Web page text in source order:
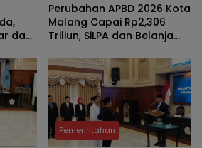
dan
Perubahan APBD 2026 Kota
Malang Capai Rp2,306
Triliun, SiLPA dan Belanja
Pemerintahan